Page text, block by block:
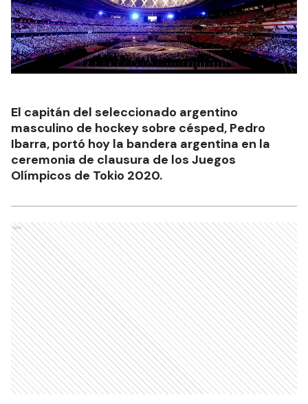
El capitán del seleccionado argentino
masculino de hockey sobre césped, Pedro
Ibarra, portó hoy la bandera argentina en la
ceremonia de clausura de los Juegos
Olímpicos de Tokio 2020.
Ads